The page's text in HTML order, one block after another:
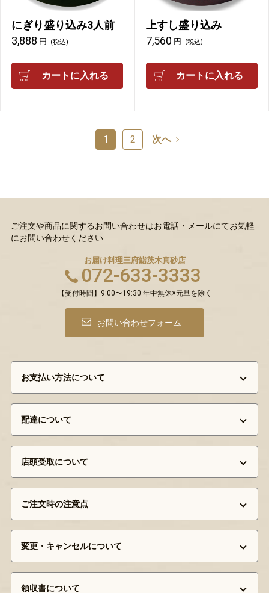
にぎり盛り込み3人前
3,888 円 (税込)
カートに入れる
上すし盛り込み
7,560 円 (税込)
カートに入れる
1 2 次へ
ご注文や商品に関するお問い合わせはお電話・メールにてお気軽
にお問い合わせください
お届け料理三府鮨茨木真砂店
072-633-3333
【受付時間】9:00〜19:30 年中無休※元旦を除く
お問い合わせフォーム
お支払い方法について
配達について
店頭受取について
ご注文時の注意点
変更・キャンセルについて
領収書について